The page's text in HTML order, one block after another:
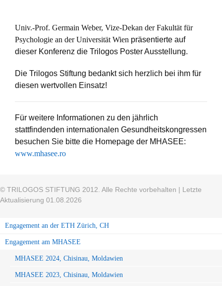
-
Prof
Weber
Univ.-Prof. Germain Weber, Vize-Dekan der Fakultät für
Psychologie an der Universität Wien präsentierte auf
dieser Konferenz die Trilogos Poster Ausstellung.
Die Trilogos Stiftung bedankt sich herzlich bei ihm für
diesen wertvollen Einsatz!
Für weitere Informationen zu den jährlich
stattfindenden internationalen Gesundheitskongressen
besuchen Sie bitte die Homepage der MHASEE:
www.mhasee.ro
© TRILOGOS STIFTUNG 2012. Alle Rechte vorbehalten | Letzte
Aktualisierung 01.08.2026
Engagement an der ETH Zürich, CH
Engagement am MHASEE
MHASEE 2024, Chisinau, Moldawien
MHASEE 2023, Chisinau, Moldawien